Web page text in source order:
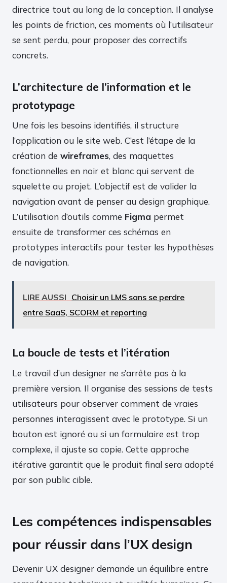
directrice tout au long de la conception. Il analyse
les points de friction, ces moments où l’utilisateur
se sent perdu, pour proposer des correctifs
concrets.
L’architecture de l’information et le
prototypage
Une fois les besoins identifiés, il structure
l’application ou le site web. C’est l’étape de la
création de wireframes, des maquettes
fonctionnelles en noir et blanc qui servent de
squelette au projet. L’objectif est de valider la
navigation avant de penser au design graphique.
L’utilisation d’outils comme Figma permet
ensuite de transformer ces schémas en
prototypes interactifs pour tester les hypothèses
de navigation.
LIRE AUSSI Choisir un LMS sans se perdre
entre SaaS, SCORM et reporting
La boucle de tests et l’itération
Le travail d’un designer ne s’arrête pas à la
première version. Il organise des sessions de tests
utilisateurs pour observer comment de vraies
personnes interagissent avec le prototype. Si un
bouton est ignoré ou si un formulaire est trop
complexe, il ajuste sa copie. Cette approche
itérative garantit que le produit final sera adopté
par son public cible.
Les compétences indispensables
pour réussir dans l’UX design
Devenir UX designer demande un équilibre entre